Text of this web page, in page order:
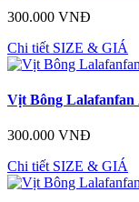
300.000 VNĐ
Chi tiết SIZE & GIÁ
Vịt Bông Lalafanfan
300.000 VNĐ
Chi tiết SIZE & GIÁ